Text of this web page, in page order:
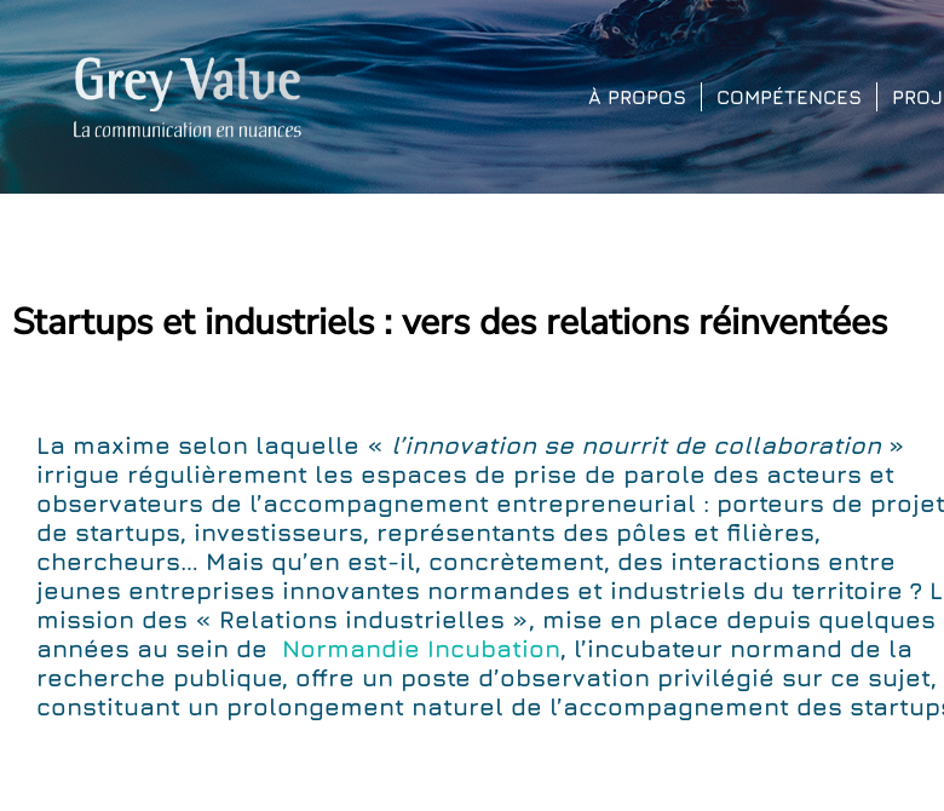
À PROPOS COMPÉTENCES
Startups et industriels : vers des relations réinventées
La maxime selon laquelle « l’innovation se nourrit de collaboration»
irrigue régulièrement les espaces de prise de parole des acteurs et
observateurs de l’accompagnement entrepreneurial : porteurs de
de startups, investisseurs, représentants des pôles et filières,
chercheurs… Mais qu’en est-il, concrètement, des interactions entre
jeunes entreprises innovantes normandes et industriels du territoire ?
mission des « Relations industrielles », mise en place depuis quelques
années au sein de Normandie Incubation, l’incubateur normand de la
recherche publique, offre un poste d’observation privilégié sur ce sujet,
constituant un prolongement naturel de l’accompagnement des